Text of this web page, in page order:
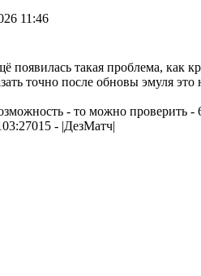
11:46
появилась такая проблема, как
точно после обновы эмуля
- то можно проверить
- |ДезМатч|